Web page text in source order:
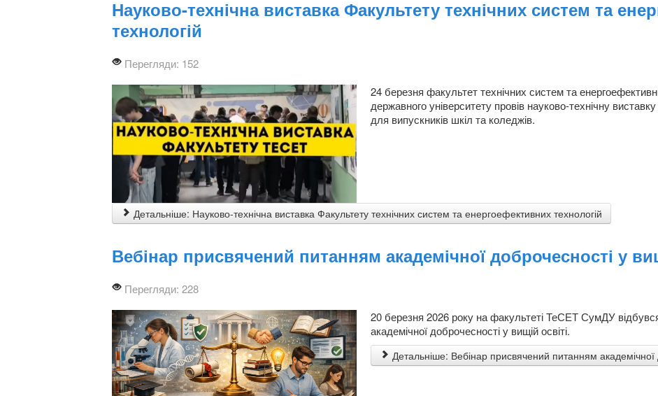
Науково-технічна виставка Факультету технічних систем та
технологій
Перегляди: 152
24 березня факультет технічних систем та
державного університету провів науково-технічну
для випускників шкіл та коледжів.
Детальніше: Науково-технічна виставка Факультету технічних систем та енергоефективних технологій
Вебінар присвячений питанням академічної доброчесності у
Перегляди: 228
20 березня 2026 року на факультеті ТеСЕТ СумДУ
академічної доброчесності у вищій освіті.
Детальніше: Вебінар присвячений питанням академічної